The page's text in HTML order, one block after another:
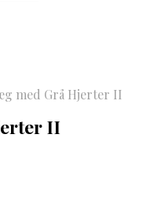
med Grå Hjerter II
II